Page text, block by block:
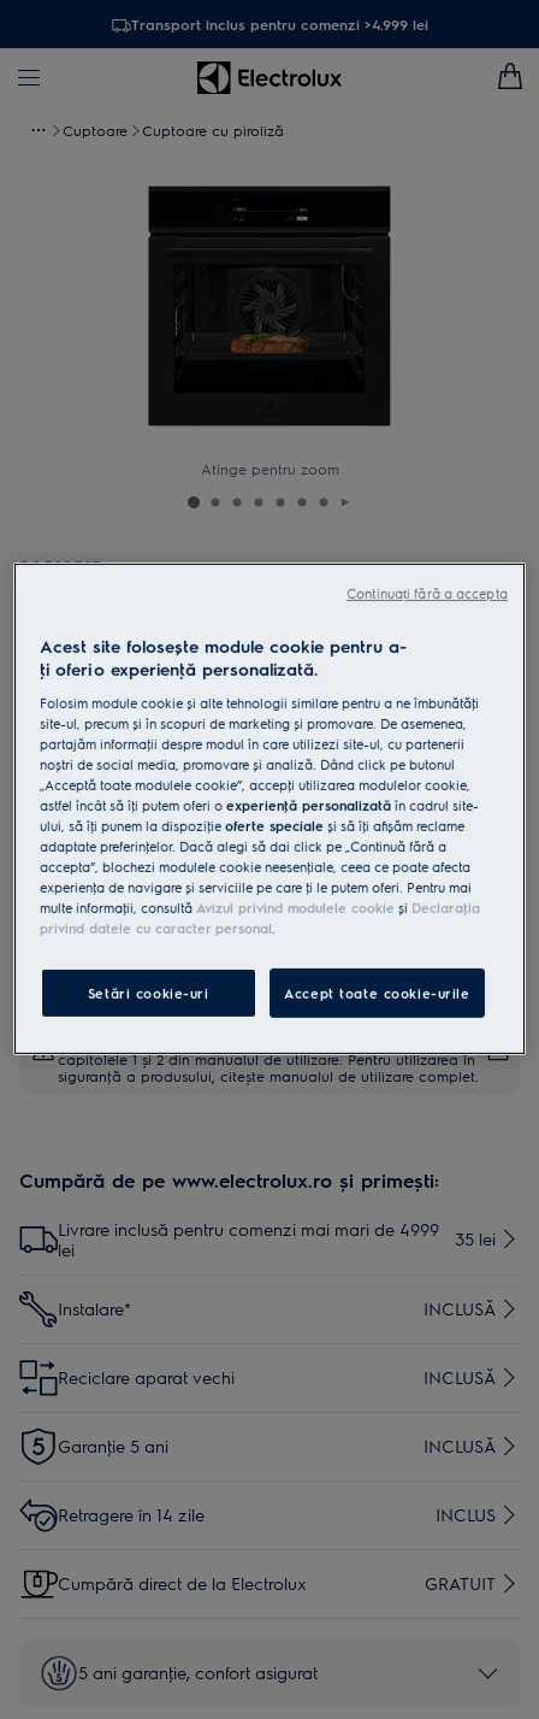
Transport inclus pentru comenzi >4.999 lei
Cuptoare Cuptoare cu piroliză
Atinge pentru zoom
EOE9P3ST
negru mat
5 (16)
Fișa cu informaţii despre produs
Beneficii
Cuptorul ProAssist 900 te ghidează prin simpla apăsare a unui buton.
CookSmart Touch+ te ghidează la fiecare pas pentru rezultate
delicioase.
AI TasteAssist optimizează setările cuptorului pentru rețetele de pe
net
capitolele 1 și 2 din manualul de utilizare. Pentru utilizarea în
siguranţă a produsului, citește manualul de utilizare complet.
Cumpără de pe www.electrolux.ro și primești:
Livrare inclusă pentru comenzi mai mari de 4999
lei
35 lei
Instalare* INCLUSĂ
Reciclare aparat vechi INCLUSĂ
Garanţie 5 ani INCLUSĂ
Retragere în 14 zile INCLUS
Cumpără direct de la Electrolux GRATUIT
5 ani garanţie, confort asigurat
Acest site folosește module cookie pentru a-
ţi oferi o experienţă personalizată.
Folosim module cookie și alte tehnologii similare pentru a ne îmbunătăţi
site-ul, precum și în scopuri de marketing și promovare. De asemenea,
partajăm informaţii despre modul în care utilizezi site-ul, cu partenerii
noștri de social media, promovare și analiză. Dând click pe butonul
„Acceptă toate modulele cookie”, accepţi utilizarea modulelor cookie,
astfel încât să îţi putem oferi oexperienţă personalizată în cadrul site-
ului, să îţi punem la dispoziţieoferte speciale și să îţi afișăm reclame
adaptate preferinţelor. Dacă alegi să dai click pe „Continuă fără a
accepta”, blochezi modulele cookie neesenţiale, ceea ce poate afecta
experienţa de navigare și serviciile pe care ţi le putem oferi. Pentru mai
multe informaţii, consultăAvizul privind modulele cookie și Declaraţia
privind datele cu caracter personal.
Setări cookie-uri Accept toate cookie-urile
Continuați fără a accepta